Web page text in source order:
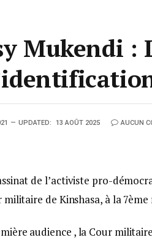
Mukendi
UPDATED: 13 AOÛT 2025 AUCUN
de l’activiste pro-
militaire de Kinshasa, à la
audience , la Cour